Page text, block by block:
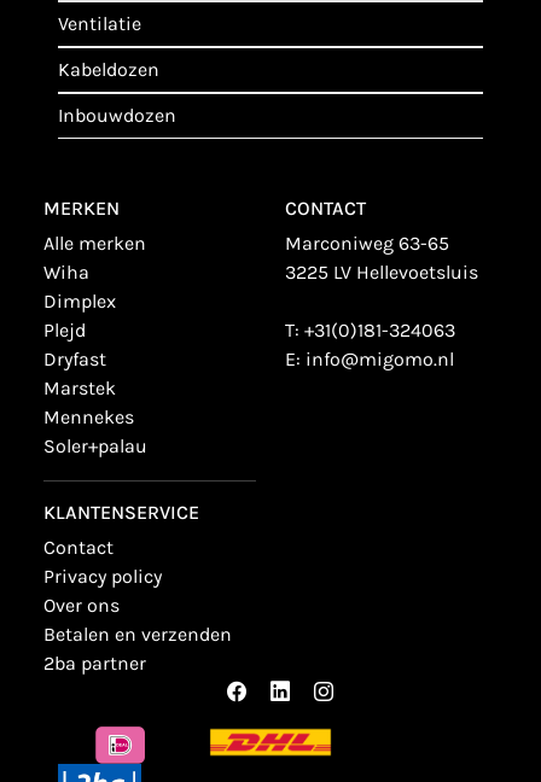
ventilatie
kabeldozen
inbouwdozen
MERKEN
alle merken
wiha
dimplex
plejd
dryfast
marstek
mennekes
soler+palau
KLANTENSERVICE
contact
privacy policy
over ons
betalen en verzenden
2ba partner
CONTACT
Marconiweg 63-65
3225 LV Hellevoetsluis
T: +31(0)181-324063
E: info@migomo.nl